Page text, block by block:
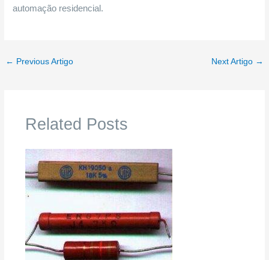
automação residencial.
← Previous Artigo Next Artigo →
Related Posts